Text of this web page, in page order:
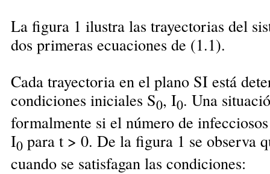
La figura 1 ilustra las trayectorias del
dos primeras ecuaciones de (1.1).
Cada trayectoria en el plano SI está
condiciones iniciales S0, I0. Una
formalmente si el número de
I0 para t > 0. De la figura 1 se observa
cuando se satisfagan las condiciones: